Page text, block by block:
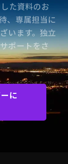
た資料のお
、専属担当に
います。独立
ポートをさ
に